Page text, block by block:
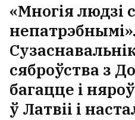
«Многія людзі
непатрэбнымі».
сяброўства з
багацце і
ў Латвіі і